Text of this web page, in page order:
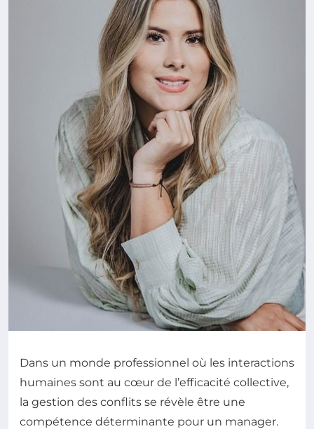
Dans un monde professionnel où les interactions
humaines sont au cœur de l’efficacité collective,
la gestion des conflits se révèle être une
compétence déterminante pour un manager.